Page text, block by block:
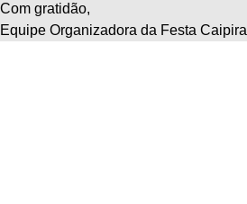
Com gratidão,
Equipe Organizadora da Festa